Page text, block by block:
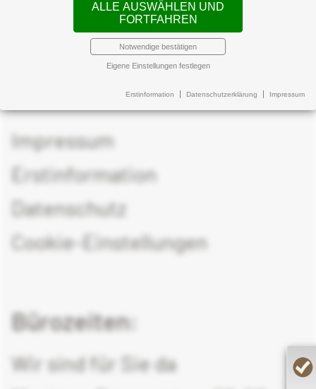
ALLE AUSWÄHLEN UND
FORTFAHREN
Notwendige bestätigen
Eigene Einstellungen festlegen
Erstinformation Datenschutzerklärung Impressum
Impressum
Erstinformation
Datenschutz
Cookie-Einstellungen
Bürozeiten:
Wir sind für Sie da